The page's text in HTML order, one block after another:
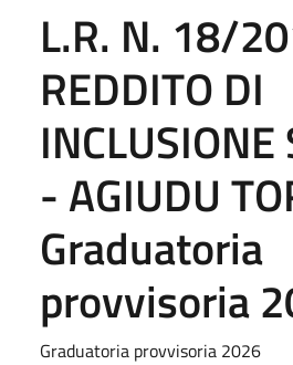
L.R. N. 18/
REDDITO DI
INCLUSIONE
- AGIUDU
Graduatoria
provvisoria
Graduatoria provvisoria 2026